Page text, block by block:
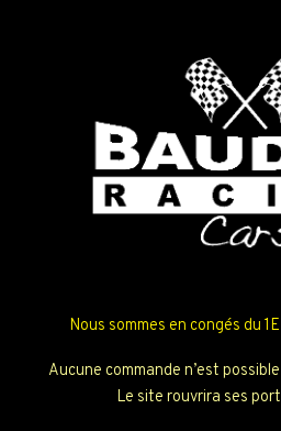
Nous sommes en congés du
Aucune commande n’est
Le site rouvrira ses